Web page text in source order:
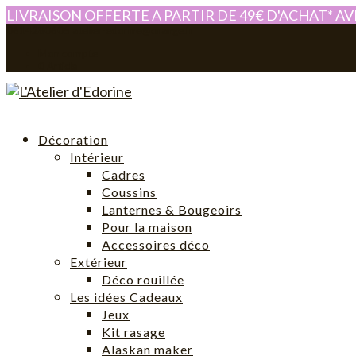
LIVRAISON OFFERTE A PARTIR DE 49€ D'ACHAT*
Décoration
Intérieur
Cadres
Coussins
Lanternes & Bougeoirs
Pour la maison
Accessoires déco
Extérieur
Déco rouillée
Les idées Cadeaux
Jeux
Kit rasage
Alaskan maker